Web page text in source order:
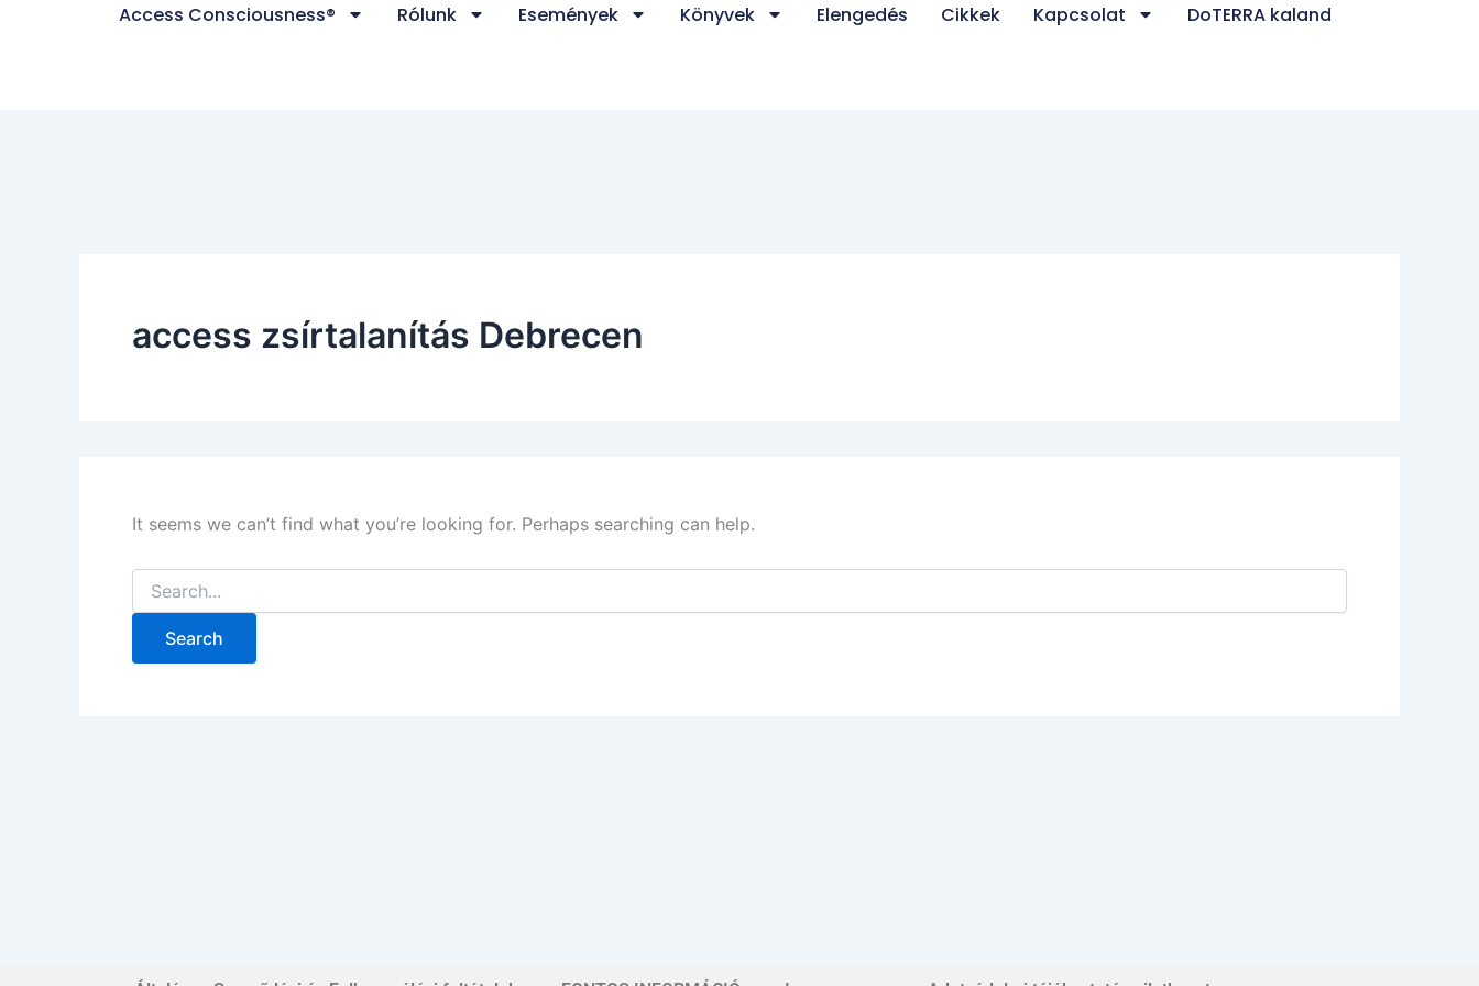
Access Consciousness® Rólunk Események Könyvek Elengedés Cikkek Kapcsolat DoTERRA kaland
access zsírtalanítás Debrecen
It seems we can’t find what you’re looking for. Perhaps searching can help.
Search